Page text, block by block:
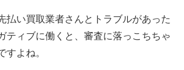
払い買取業者さんとトラブルがあった
ティブに働くと、審査に落っこちちゃ
すよね。